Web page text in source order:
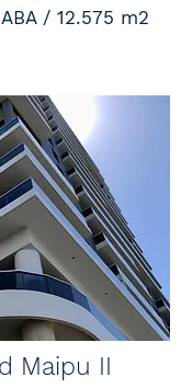
/ 12.575 m2
Maipu II